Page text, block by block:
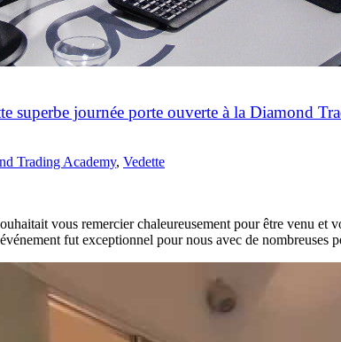
superbe journée porte ouverte à la Diamond
Trading Academy, Vedette
vous remercier chaleureusement pour être venu
fut exceptionnel pour nous avec de